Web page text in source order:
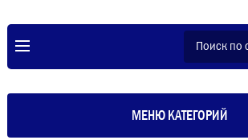
МЕНЮ КАТЕГОРИЙ